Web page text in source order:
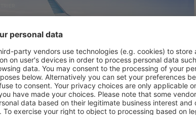
Vienna House Easy by Wyndham Trier
Trier, 14 august 2026, 2 nopți